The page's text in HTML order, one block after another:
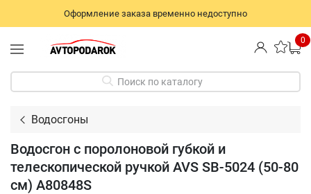
Оформление заказа временно недоступно
0
Поиск по каталогу
Водосгоны
Водосгон с поролоновой губкой и
телескопической ручкой AVS SB-5024 (50-80
см) A80848S